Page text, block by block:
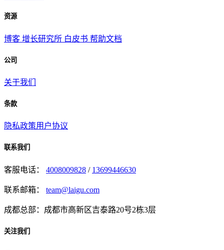
资源
博客 增长研究所 白皮书 帮助文档
公司
关于我们
条款
隐私政策用户协议
联系我们
客服电话： 4008009828 / 13699446630
联系邮箱： team@laigu.com
成都总部：成都市高新区吉泰路20号2栋3层
关注我们